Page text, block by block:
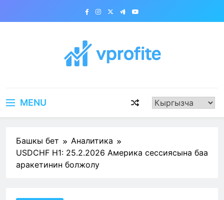
MENU
Башкы бет
Аналитика
USDCHF H1: 25.2.2026 Америка сессиясына баа
аракетинин болжолу